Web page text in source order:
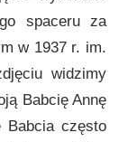
spaceru za
w 1937 r. im.
widzimy
Babcię Annę
Babcia często